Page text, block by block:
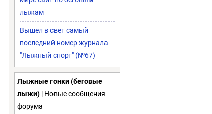
лыжам
Вышел в свет самый
последний номер журнала
"Лыжный спорт" (№67)
Лыжные гонки (беговые
лыжи) | Новые сообщения
форума